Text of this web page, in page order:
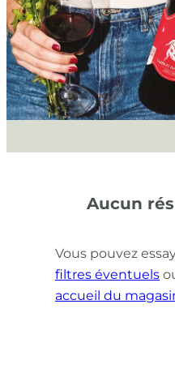
Aucun
Vous pouvez
filtres éventuels
accueil du